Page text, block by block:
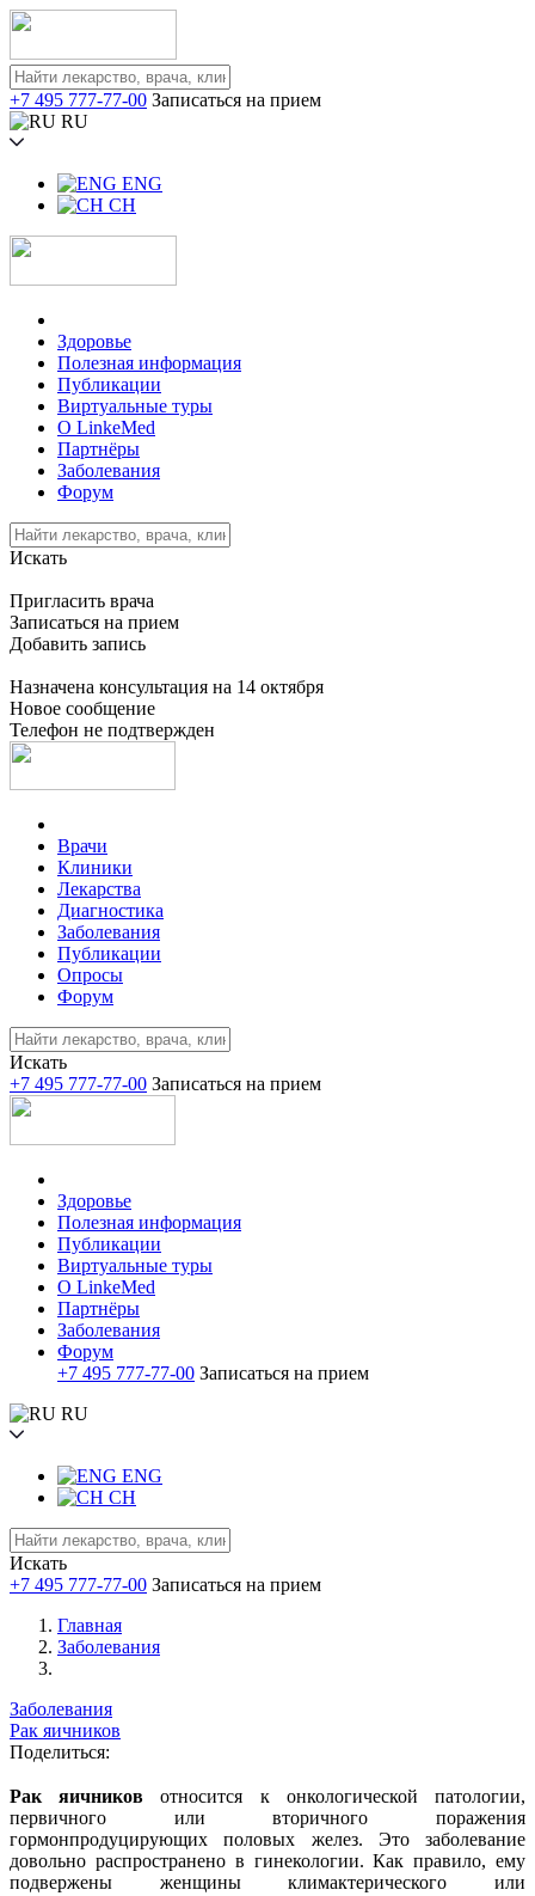
+7 495 777-77-00 Записаться на прием
RU
ENG
CH
Здоровье
Полезная информация
Публикации
Виртуальные туры
О LinkeMed
Партнёры
Заболевания
Форум
Искать
Пригласить врача
Записаться на прием
Добавить запись
Назначена консультация на 14 октября
Новое сообщение
Телефон не подтвержден
Врачи
Клиники
Лекарства
Диагностика
Заболевания
Публикации
Опросы
Форум
Искать
+7 495 777-77-00 Записаться на прием
Здоровье
Полезная информация
Публикации
Виртуальные туры
О LinkeMed
Партнёры
Заболевания
Форум
+7 495 777-77-00 Записаться на прием
RU
ENG
CH
Искать
+7 495 777-77-00 Записаться на прием
Главная
Заболевания
Заболевания
Рак яичников
Поделиться:
Рак яичников относится к онкологической патологии,
первичного или вторичного поражения
гормонпродуцирующих половых желез.
Это заболевание
довольно распространено в гинекологии. Как правило, ему
подвержены женщины климактерического или